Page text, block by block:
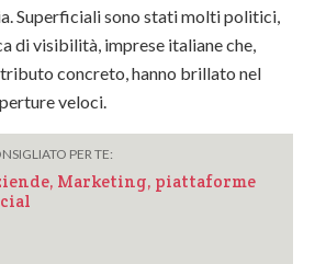
Superficiali sono stati molti politici,
di visibilità, imprese italiane che,
concreto, hanno brillato nel
veloci.
PER TE:
Marketing, piattaforme